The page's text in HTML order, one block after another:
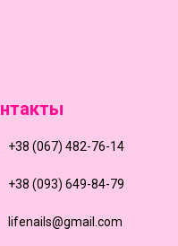
+38 (067) 482-76-14
+38 (093) 649-84-79
ifenai s@gmai com